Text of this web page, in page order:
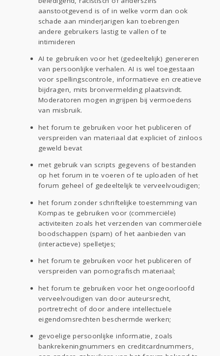
aanstootgevend is of in welke vorm dan ook
schade aan minderjarigen kan toebrengen
andere gebruikers lastig te vallen of te
intimideren
AI te gebruiken voor het (gedeeltelijk) genereren
van persoonlijke verhalen. AI is wel toegestaan
voor spellingscontrole, informatieve en creatieve
bijdragen, mits bronvermelding plaatsvindt.
Moderatoren mogen ingrijpen bij vermoedens
van misbruik.
het forum te gebruiken voor het publiceren of
verspreiden van materiaal dat expliciet of zinloos
geweld bevat
met gebruik van scripts gegevens of bestanden
op het forum in te voeren of te uploaden of het
forum geheel of gedeeltelijk te verveelvoudigen;
het forum zonder schriftelijke toestemming van
Kompas te gebruiken voor (commerciële)
activiteiten zoals het verzenden van commerciële
boodschappen (spam) of het aanbieden van
(interactieve) spelletjes;
het forum te gebruiken voor het publiceren of
verspreiden van pornografisch materiaal;
het forum te gebruiken voor het ongeoorloofd
verveelvoudigen van door auteursrecht,
portretrecht of door andere intellectuele
eigendomsrechten beschermde werken;
gevoelige persoonlijke informatie, zoals
bankrekeningnummers en creditcardnummers,